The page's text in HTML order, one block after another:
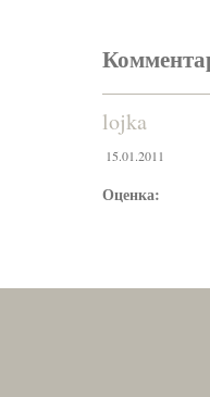
lojka
15.01.2011
Оценка: